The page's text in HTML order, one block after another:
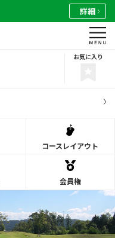
詳細
お気に入り
コースレイアウト
会員権